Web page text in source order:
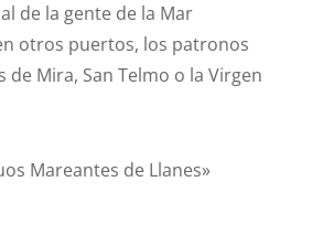
de la gente de la Mar
otros puertos, los patronos
de Mira, San Telmo o la Virgen
Mareantes de Llanes»